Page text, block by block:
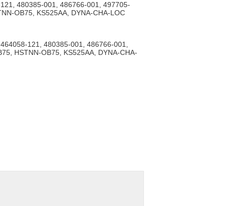
480385-001, 486766-001, 497705-
OB75, KS525AA, DYNA-CHA-LOC
121, 480385-001, 486766-001,
HSTNN-OB75, KS525AA, DYNA-CHA-